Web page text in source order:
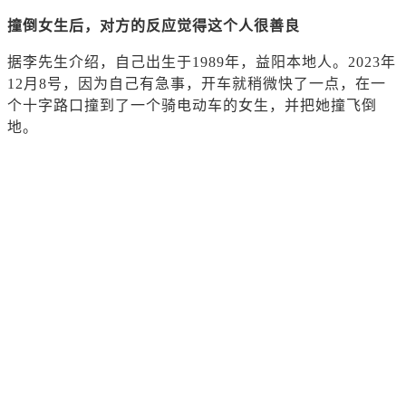
撞倒女生后，对方的反应觉得这个人很善良
据李先生介绍，自己出生于1989年，益阳本地人。2023年
12月8号，因为自己有急事，开车就稍微快了一点，在一
个十字路口撞到了一个骑电动车的女生，并把她撞飞倒
地。